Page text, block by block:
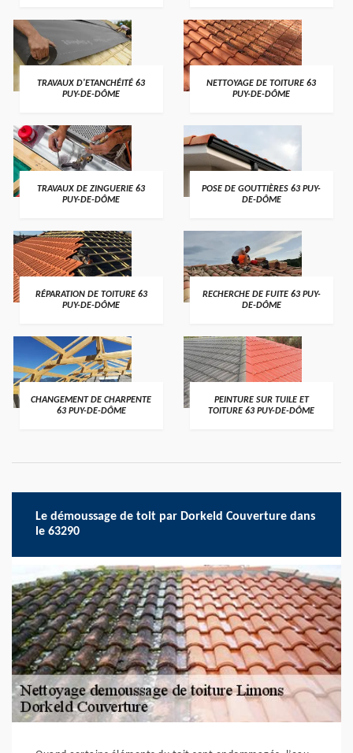
TRAVAUX D'ETANCHÉITÉ 63
PUY-DE-DÔME
NETTOYAGE DE TOITURE 63
PUY-DE-DÔME
TRAVAUX DE ZINGUERIE 63
PUY-DE-DÔME
POSE DE GOUTTIÈRES 63 PUY-
DE-DÔME
RÉPARATION DE TOITURE 63
PUY-DE-DÔME
RECHERCHE DE FUITE 63 PUY-
DE-DÔME
CHANGEMENT DE CHARPENTE
63 PUY-DE-DÔME
PEINTURE SUR TUILE ET
TOITURE 63 PUY-DE-DÔME
Le démoussage de toit par Dorkeld Couverture dans
le 63290